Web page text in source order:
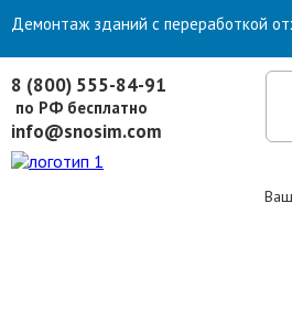
8 (800) 555-84-91
по РФ бесплатно
info@snosim.com
Демонтаж зданий с переработкой